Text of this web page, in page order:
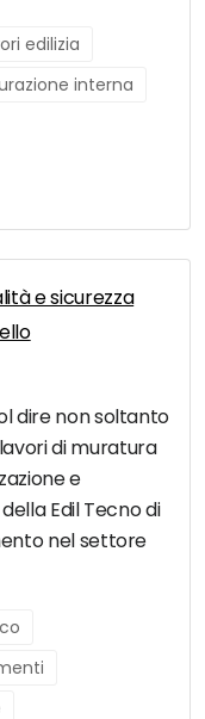
edilizia
interna
e sicurezza
dire non soltanto
di muratura
e
Edil Tecno di
nel settore